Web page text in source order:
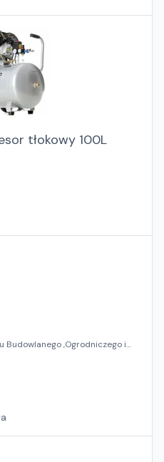
tłokowy 100L
Budowlanego ,Ogrodniczego i